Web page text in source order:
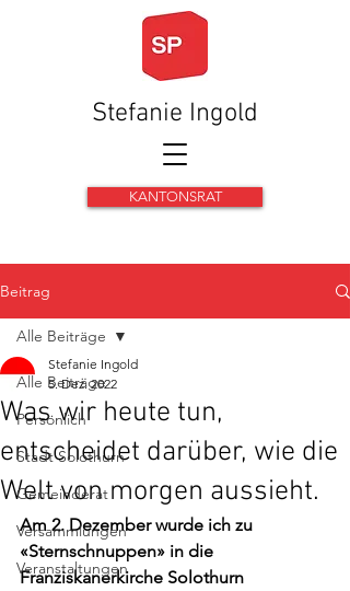
Stefanie Ingold
KANTONSRAT
Beitrag
Alle Beiträge
Persönlich
Stadt Solothurn
Gemeinderat
Versammlungen
Veranstaltungen
Alle Beiträge
Was wir heute tun,
entscheidet darüber, wie die
Welt von morgen aussieht.
Stefanie Ingold
5. Dez. 2022
Am 2. Dezember wurde ich zu
«Sternschnuppen» in die
Franziskanerkirche Solothurn